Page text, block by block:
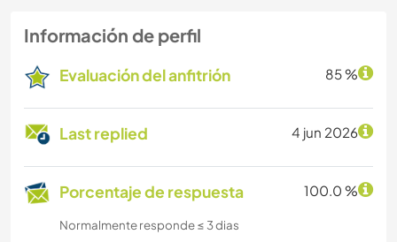
Información de perfil
Evaluación del anfitrión 85 %
Last replied 4 jun 2026
Porcentaje de respuesta 100.0 %
Normalmente responde ≤ 3 dias